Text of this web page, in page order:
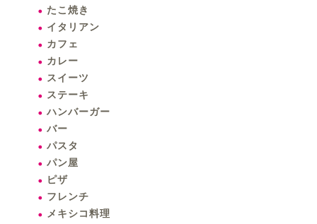
たこ焼き
イタリアン
カフェ
カレー
スイーツ
ステーキ
ハンバーガー
バー
パスタ
パン屋
ピザ
フレンチ
メキシコ料理